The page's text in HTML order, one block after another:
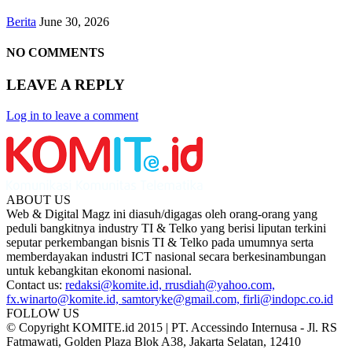
Berita June 30, 2026
NO COMMENTS
LEAVE A REPLY
Log in to leave a comment
ABOUT US
Web & Digital Magz ini diasuh/digagas oleh orang-orang yang
peduli bangkitnya industry TI & Telko yang berisi liputan terkini
seputar perkembangan bisnis TI & Telko pada umumnya serta
memberdayakan industri ICT nasional secara berkesinambungan
untuk kebangkitan ekonomi nasional.
Contact us: redaksi@komite.id, rrusdiah@yahoo.com,
fx.winarto@komite.id, samtoryke@gmail.com, firli@indopc.co.id
FOLLOW US
© Copyright KOMITE.id 2015 | PT. Accessindo Internusa - Jl. RS
Fatmawati, Golden Plaza Blok A38, Jakarta Selatan, 12410